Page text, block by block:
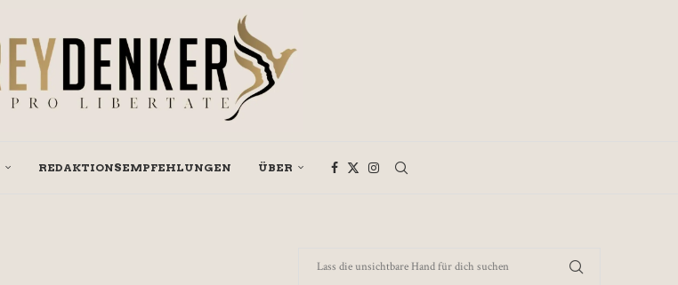
REDAKTIONSEMPFEHLUNGEN ÜBER